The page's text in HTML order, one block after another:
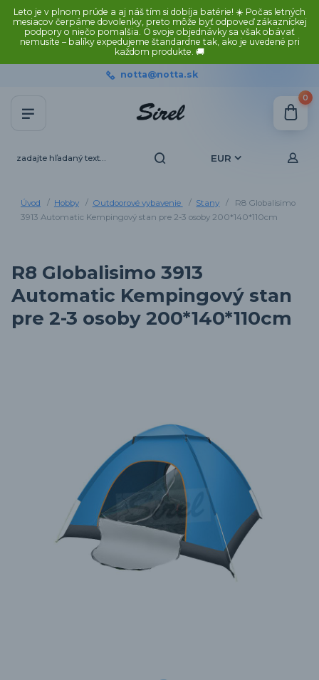
Leto je v plnom prúde a aj náš tím si dobíja batérie! ☀️ Počas letných
mesiacov čerpáme dovolenky, preto môže byť odpoveď zákazníckej
podpory o niečo pomalšia. O svoje objednávky sa však obávať
nemusíte – balíky expedujeme štandardne tak, ako je uvedené pri
každom produkte. 🚚
EUR
notta@notta.sk
0
Úvod Hobby Outdoorové vybavenie Stany
R8 Globalisimo
3913 Automatic Kempingový stan pre 2-3 osoby 200*140*110cm
R8 Globalisimo 3913
Automatic Kempingový stan
pre 2-3 osoby 200*140*110cm